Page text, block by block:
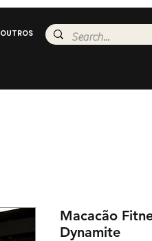
OUTROS
Macacão
Dynamite